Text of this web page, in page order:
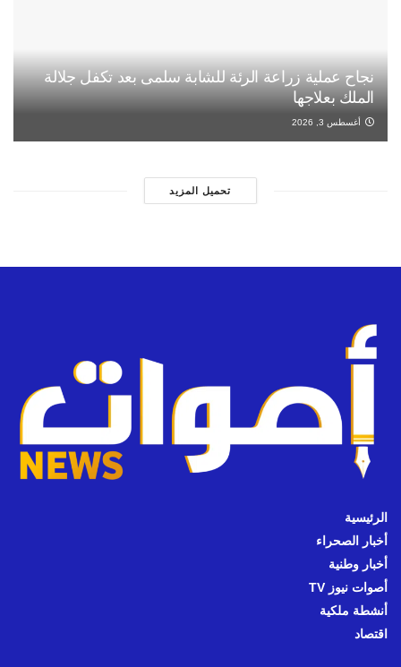
نجاح عملية زراعة الرئة للشابة سلمى بعد تكفل جلالة
الملك بعلاجها
أغسطس 3, 2026
تحميل المزيد
الرئيسية
أخبار الصحراء
أخبار وطنية
أصوات نيوز TV
أنشطة ملكية
اقتصاد